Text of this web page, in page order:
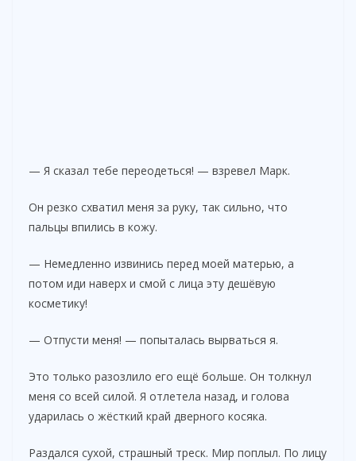
— Я сказал тебе переодеться! — взревел Марк.
Он резко схватил меня за руку, так сильно, что
пальцы впились в кожу.
— Немедленно извинись перед моей матерью, а
потом иди наверх и смой с лица эту дешёвую
косметику!
— Отпусти меня! — попыталась вырваться я.
Это только разозлило его ещё больше. Он толкнул
меня со всей силой. Я отлетела назад, и голова
ударилась о жёсткий край дверного косяка.
Раздался сухой, страшный треск. Мир поплыл. По лицу